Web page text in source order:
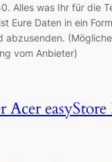
Alles was Ihr für die
Eure Daten in ein
abzusenden.
vom Anbieter)
Acer